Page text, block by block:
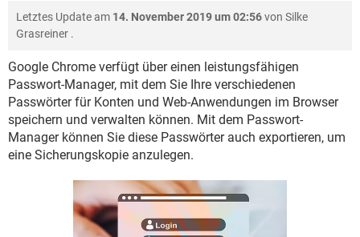
WHATSAPP TIKTOK
WINDOWS 10
WHATSAPP TIKTOK
FACEBOOK HARDWARE
SPIELE STREAMING
WINDOWS 10 INSTAGRAM
WHATSAPP TIKTOK
FACEBOOK
LEXIKON
SPIELE STREAMING
ANDROID IOS
WINDOWS 10 INSTAGRAM
WHATSAPP TIKTOK
Letztes Update am 14. November 2019 um 02:56von Silke
Grasreiner .
Google Chrome verfügt über einen leistungsfähigen
Passwort-Manager, mit dem Sie Ihre verschiedenen
Passwörter für Konten und Web-Anwendungen im Browser
speichern und verwalten können. Mit dem Passwort-
Manager können Sie diese Passwörter auch exportieren, um
eine Sicherungskopie anzulegen.